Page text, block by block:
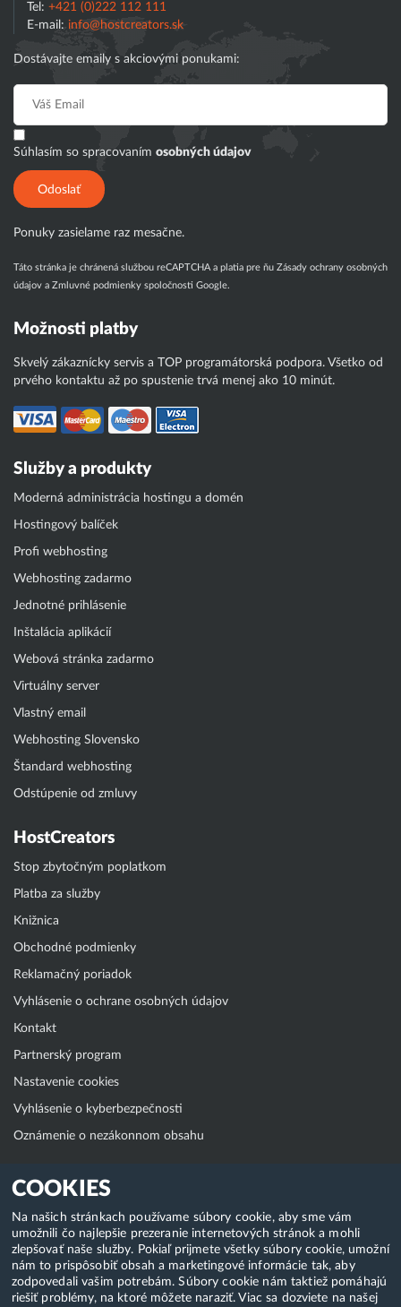
COOKIES
Na našich stránkach používame súbory cookie, aby sme vám
umožnili čo najlepšie prezeranie internetových stránok a mohli
zlepšovať naše služby. Pokiaľ prijmete všetky súbory cookie, umožní
nám to prispôsobiť obsah a marketingové informácie tak, aby
zodpovedali vašim potrebám. Súbory cookie nám taktiež pomáhajú
riešiť problémy, na ktoré môžete naraziť. Viac sa dozviete na našej
Tel: +421 (0)222 112 111
E-mail: info@hostcreators.sk
Dostávajte emaily s akciovými ponukami:
Súhlasím so spracovaním osobných údajov
Odoslať
Ponuky zasielame raz mesačne.
Táto stránka je chránená službou reCAPTCHA a platia pre ňu Zásady ochrany osobných
údajov a Zmluvné podmienky spoločnosti Google.
Možnosti platby
Skvelý zákaznícky servis a TOP programátorská podpora. Všetko od
prvého kontaktu až po spustenie trvá menej ako 10 minút.
Služby a produkty
Moderná administrácia hostingu a domén
Hostingový balíček
Profi webhosting
Webhosting zadarmo
Jednotné prihlásenie
Inštalácia aplikácií
Webová stránka zadarmo
Virtuálny server
Vlastný email
Webhosting Slovensko
Štandard webhosting
Odstúpenie od zmluvy
HostCreators
Stop zbytočným poplatkom
Platba za služby
Knižnica
Obchodné podmienky
Reklamačný poriadok
Vyhlásenie o ochrane osobných údajov
Kontakt
Partnerský program
Nastavenie cookies
Vyhlásenie o kyberbezpečnosti
Oznámenie o nezákonnom obsahu
Klientská zóna
WebAdmin
WebMail
Zmena hesla (E-mail, FTP, SSH)
Webhosting